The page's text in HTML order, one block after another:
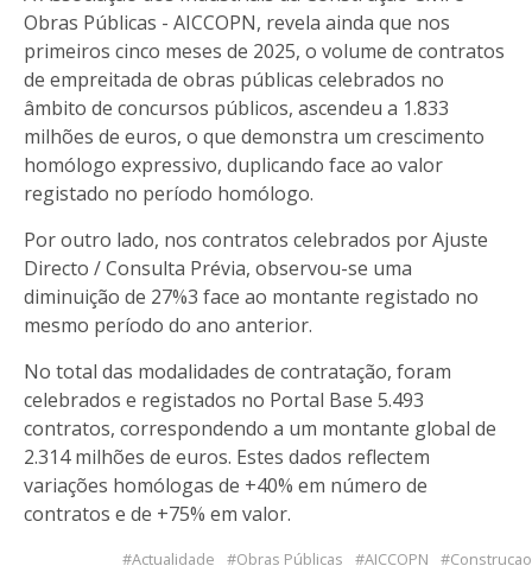
Obras Públicas - AICCOPN, revela ainda que nos
primeiros cinco meses de 2025, o volume de contratos
de empreitada de obras públicas celebrados no
âmbito de concursos públicos, ascendeu a 1.833
milhões de euros, o que demonstra um crescimento
homólogo expressivo, duplicando face ao valor
registado no período homólogo.
Por outro lado, nos contratos celebrados por Ajuste
Directo / Consulta Prévia, observou-se uma
diminuição de 27%3 face ao montante registado no
mesmo período do ano anterior.
No total das modalidades de contratação, foram
celebrados e registados no Portal Base 5.493
contratos, correspondendo a um montante global de
2.314 milhões de euros. Estes dados reflectem
variações homólogas de +40% em número de
contratos e de +75% em valor.
Actualidade Obras Públicas AICCOPN Construcao